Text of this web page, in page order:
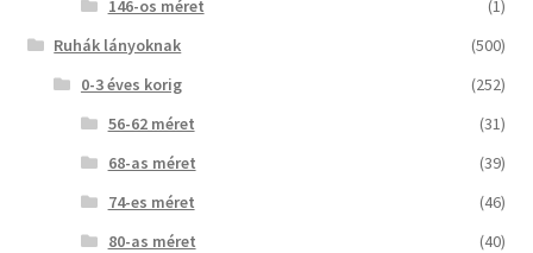
146-os méret
(1)
Ruhák lányoknak
(500)
0-3 éves korig
(252)
56-62 méret
(31)
68-as méret
(39)
74-es méret
(46)
80-as méret
(40)